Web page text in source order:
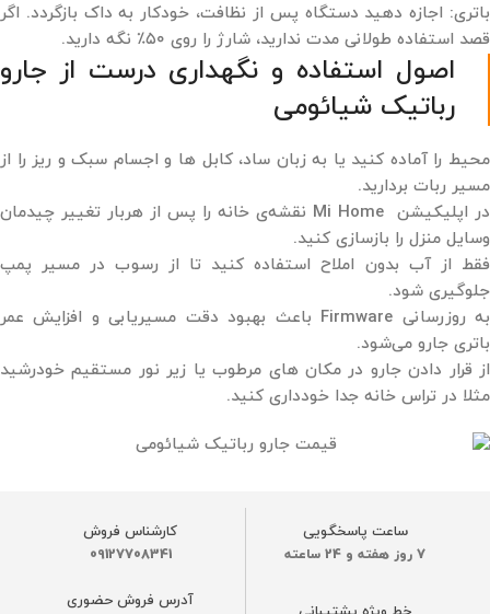
باتری: اجازه دهید دستگاه پس از نظافت، خودکار به داک بازگردد. اگر
قصد استفاده طولانی ‌مدت ندارید، شارژ را روی ۵۰٪ نگه دارید.
اصول استفاده و نگهداری درست از جارو
رباتیک شیائومی
محیط را آماده کنید یا به زبان ساد، کابل ‌ها و اجسام سبک و ریز را از
مسیر ربات بردارید.
در اپلیکیشن Mi Home نقشه‌ی خانه را پس از هربار تغییر چیدمان
وسایل منزل را بازسازی کنید.
فقط از آب بدون املاح استفاده کنید تا از رسوب در مسیر پمپ
جلوگیری شود.
به ‌روزرسانی Firmware باعث بهبود دقت مسیر‌یابی و افزایش عمر
باتری جارو می‌شود.
از قرار دادن جارو در مکان ‌های مرطوب یا زیر نور مستقیم خودرشید
مثلا در تراس خانه جدا خودداری کنید.
ساعت پاسخگویی
7 روز هفته و 24 ساعته
کارشناس فروش
09127708341
آدرس فروش حضوری